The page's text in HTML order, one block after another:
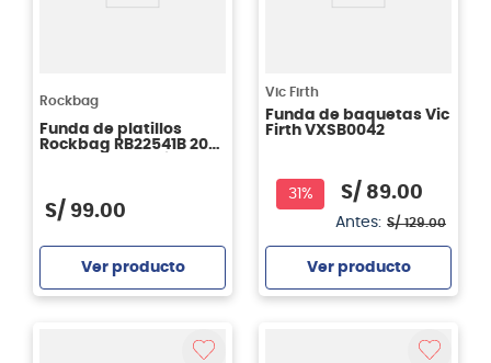
Rockbag
Funda de platillos
Rockbag RB22541B 20
S/ 99.00
Ver producto
Vic Firth
Funda de baquetas Vic
Firth VXSB0042
31% S/ 89.00
Antes: S/ 129.00
Ver producto